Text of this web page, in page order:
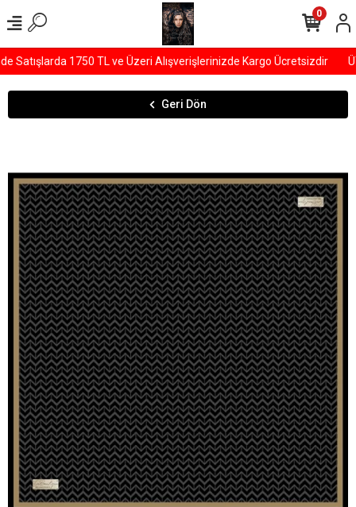
1750 TL ve Üzeri Alışverişlerinizde Kargo Ücretsizdir
0
Geri Dön